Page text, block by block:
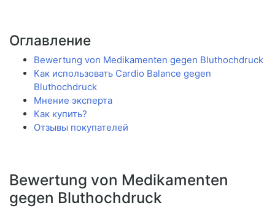
Оглавление
Bewertung von Medikamenten gegen Bluthochdruck
Как использовать Cardio Balance gegen
Bluthochdruck
Мнение эксперта
Как купить?
Отзывы покупателей
Bewertung von Medikamenten
gegen Bluthochdruck